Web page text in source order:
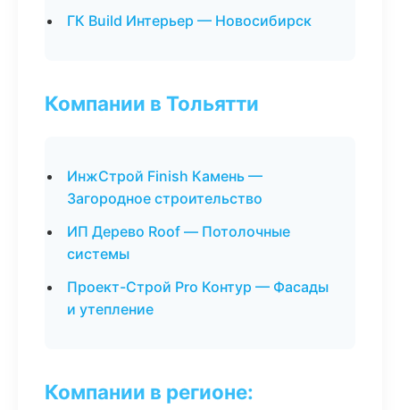
ГК Build Интерьер — Новосибирск
Компании в Тольятти
ИнжСтрой Finish Камень —
Загородное строительство
ИП Дерево Roof — Потолочные
системы
Проект-Строй Pro Контур — Фасады
и утепление
Компании в регионе: